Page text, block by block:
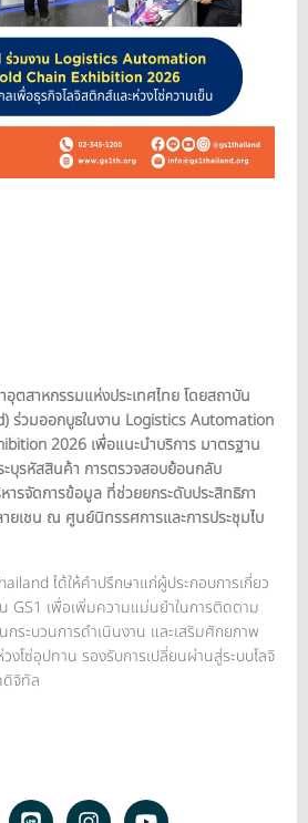
อุตสาหกรรมแห่งประเทศไทย โดยสถาบัน
ร่วมออกบูธในงาน Logistics Automation
2026 เพื่อแนะนำบริการ มาตรฐาน
ะบุรหัสสินค้า การตรวจสอบย้อนกลับ
ารจัดการข้อมูล ที่ช่วยยกระดับประสิทธิภา
เชน ณ ศูนย์นิทรรศการและการประชุมไบ
ได้ให้คำปรึกษาแก่ผู้ประกอบการเกี่ยว
GS1 เพื่อเพิ่มความแม่นยำในการติดตาม
ระบวนการดำเนินงาน และเสริมศักยภาพ
งโซ่อุปทาน รองรับการเปลี่ยนผ่านสู่ระบบโลจิ
ดิจิทัล